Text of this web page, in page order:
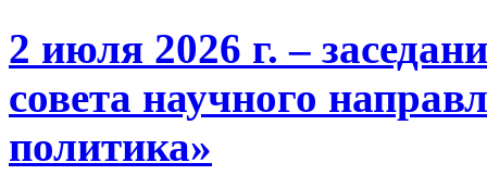
2 июля 2026 г. –
совета научного
политика»